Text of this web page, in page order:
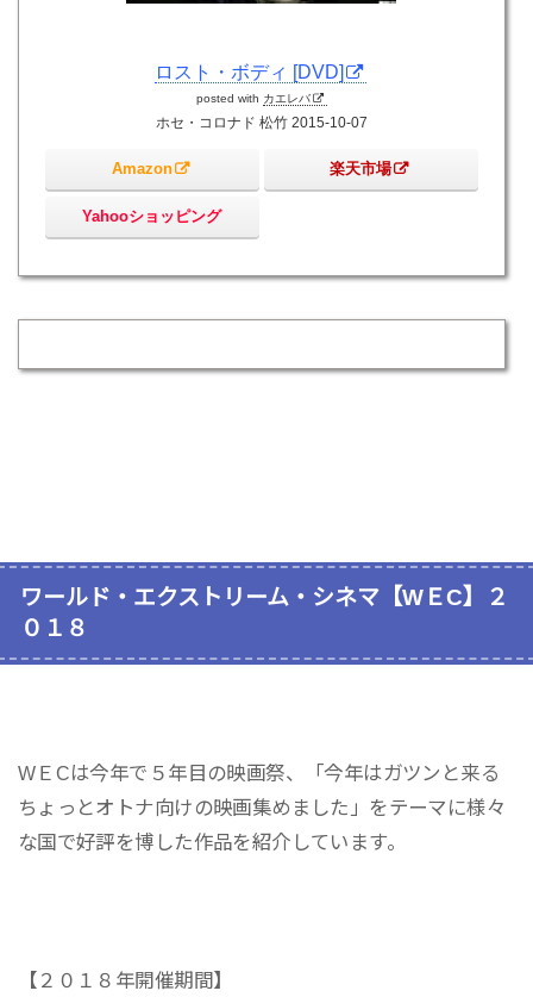
ロスト・ボディ [DVD]
posted with カエレバ
ホセ・コロナド 松竹 2015-10-07
Amazon 楽天市場
Yahooショッピング
ワールド・エクストリーム・シネマ【WＥC】２
０１８
WＥCは今年で５年目の映画祭、「今年はガツンと来る
ちょっとオトナ向けの映画集めました」をテーマに様々
な国で好評を博した作品を紹介しています。
【２０１８年開催期間】